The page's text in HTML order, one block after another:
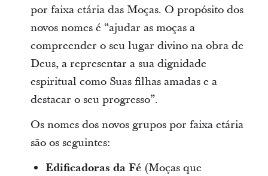
por faixa etária das Moças. O propósito dos
novos nomes é “ajudar as moças a
compreender o seu lugar divino na obra de
Deus, a representar a sua dignidade
espiritual como Suas filhas amadas e a
destacar o seu progresso”.
Os nomes dos novos grupos por faixa etária
são os seguintes:
Edificadoras da Fé(Moças que